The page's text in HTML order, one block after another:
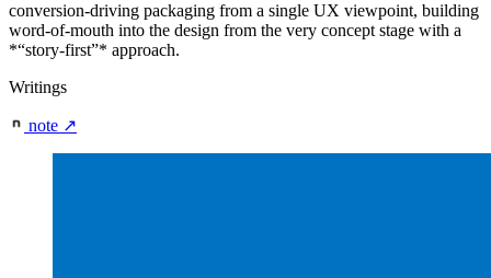
conversion-driving packaging from a single UX viewpoint, building
word-of-mouth into the design from the very concept stage with a
*“story-first”* approach.
Writings
note ↗